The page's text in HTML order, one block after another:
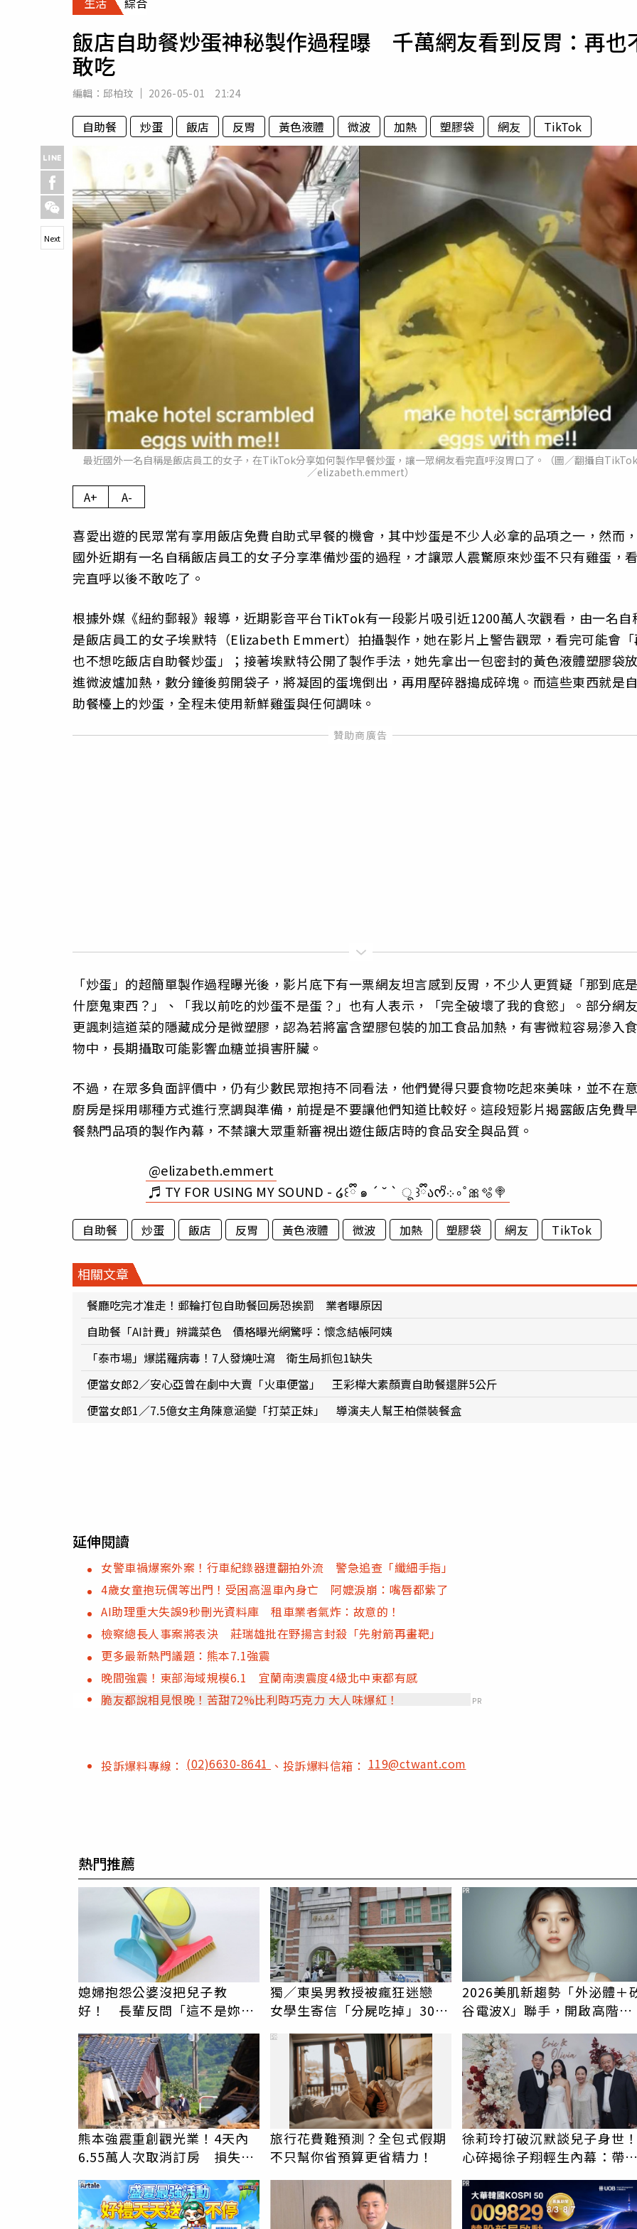
專欄
運勢
飯店自助餐炒蛋神秘製作過程曝 千萬網友看到反胃：再也
敢吃
編輯： 邱柏玟 2026-05-01 21:24
自助餐 炒蛋 飯店 反胃 黃色液體 微波 加熱 塑膠袋 網友 TikTok
最近國外一名自稱是飯店員工的女子，在TikTok分享如何製作早餐炒蛋，讓一眾網友看完直呼沒胃口了。（圖／翻攝自TikTok
／elizabeth.emmert）
Next
A+ A-
喜愛出遊的民眾常有享用飯店免費自助式早餐的機會，其中炒蛋是不少人必拿的品項之一，然而，
國外近期有一名自稱飯店員工的女子分享準備炒蛋的過程，才讓眾人震驚原來炒蛋不只有雞蛋，看
完直呼以後不敢吃了。
根據外媒《紐約郵報》報導，近期影音平台TikTok有一段影片吸引近1200萬人次觀看，由一名自
是飯店員工的女子埃默特（Elizabeth Emmert）拍攝製作，她在影片上警告觀眾，看完可能會「
也不想吃飯店自助餐炒蛋」；接著埃默特公開了製作手法，她先拿出一包密封的黃色液體塑膠袋放
進微波爐加熱，數分鐘後剪開袋子，將凝固的蛋塊倒出，再用壓碎器搗成碎塊。而這些東西就是自
助餐檯上的炒蛋，全程未使用新鮮雞蛋與任何調味。
「炒蛋」的超簡單製作過程曝光後，影片底下有一票網友坦言感到反胃，不少人更質疑「那到底是
什麼鬼東西？」、「我以前吃的炒蛋不是蛋？」也有人表示，「完全破壞了我的食慾」。部分網友
更諷刺這道菜的隱藏成分是微塑膠，認為若將富含塑膠包裝的加工食品加熱，有害微粒容易滲入食
物中，長期攝取可能影響血糖並損害肝臟。
不過，在眾多負面評價中，仍有少數民眾抱持不同看法，他們覺得只要食物吃起來美味，並不在意
廚房是採用哪種方式進行烹調與準備，前提是不要讓他們知道比較好。這段短影片揭露飯店免費早
餐熱門品項的製作內幕，不禁讓大眾重新審視出遊住飯店時的食品安全與品質。
@elizabeth.emmert
♬ TY FOR USING MY SOUND - ໒꒰ྀི ๑ ´ ˘ ` ू ꒱ྀིაᰔᩚ܀∘˚🎀🫧🍭
自助餐 炒蛋 飯店 反胃 黃色液體 微波 加熱 塑膠袋 網友 TikTok
相關文章
餐廳吃完才准走！郵輪打包自助餐回房恐挨罰 業者曝原因
自助餐「AI計費」辨識菜色 價格曝光網驚呼：懷念結帳阿姨
「泰市場」爆諾羅病毒！7人發燒吐瀉 衛生局抓包1缺失
便當女郎2／安心亞曾在劇中大賣「火車便當」 王彩樺大素顏賣自助餐還胖5公斤
便當女郎1／7.5億女主角陳意涵變「打菜正妹」 導演夫人幫王柏傑裝餐盒
延伸閱讀
女警車禍爆案外案！行車紀錄器遭翻拍外流 警急追查「纖細手指」
4歲女童抱玩偶等出門！受困高溫車內身亡 阿嬤淚崩：嘴唇都紫了
AI助理重大失誤9秒刪光資料庫 租車業者氣炸：故意的！
檢察總長人事案將表決 莊瑞雄批在野揚言封殺「先射箭再畫靶」
更多最新熱門議題：熊本7.1強震
晚間強震！東部海域規模6.1 宜蘭南澳震度4級北中東都有感
脆友都說相見恨晚！苦甜72%比利時巧克力 大人味爆紅！
PR
投訴爆料專線： (02)6630-8641 、投訴爆料信箱：119@ctwant.com
熱門推薦
媳婦抱怨公婆沒把兒子教
好！ 長輩反問「這不是妳選
獨／東吳男教授被瘋狂迷戀
女學生寄信「分屍吃掉」30次
2026美肌新趨勢「外泌體＋
谷電波X」聯手，開啟高階養
PR
熊本強震重創觀光業！4天內
6.55萬人次取消訂房 損失逾
4億台幣
旅行花費難預測？全包式假期
不只幫你省預算更省精力！
PR
徐莉玲打破沉默談兒子身世！
心碎揭徐子翔輕生內幕：帶給
我巨大哀傷
PR PR